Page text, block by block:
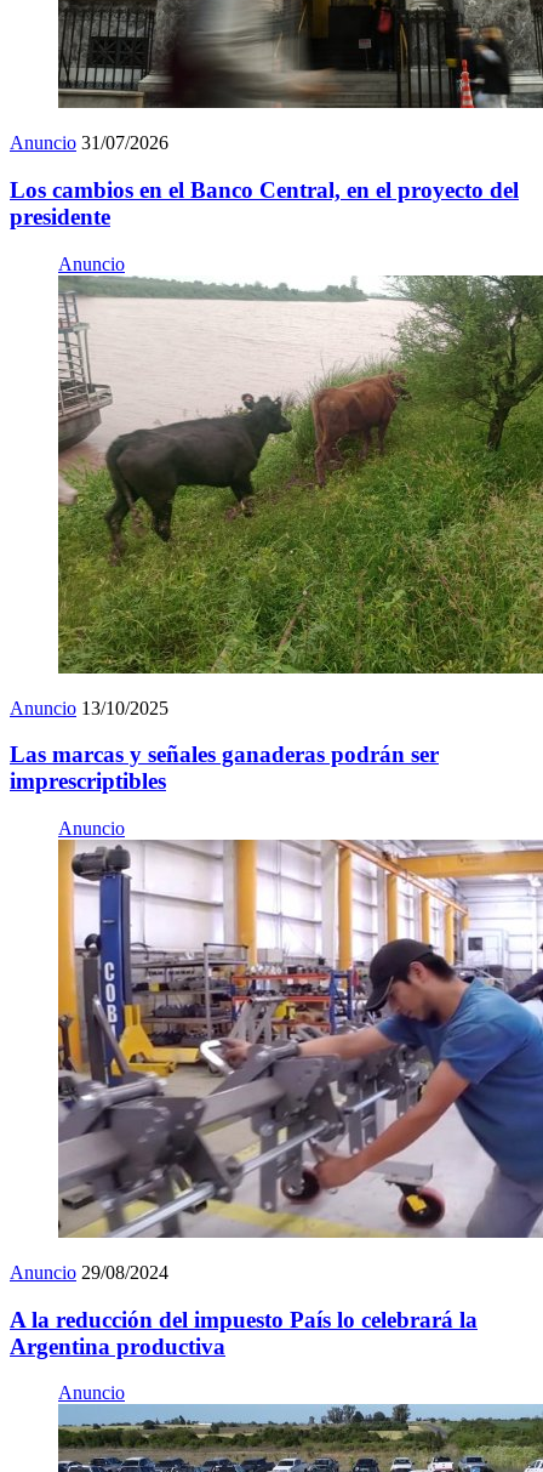
Anuncio 31/07/2026
Los cambios en el Banco Central, en el proyecto del
presidente
Anuncio
Anuncio 13/10/2025
Las marcas y señales ganaderas podrán ser
imprescriptibles
Anuncio
Anuncio 29/08/2024
A la reducción del impuesto País lo celebrará la
Argentina productiva
Anuncio